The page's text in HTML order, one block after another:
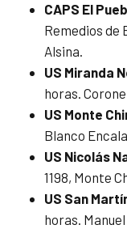
CAPS El
Remedios de
Alsina.
US Miranda
horas.
US Monte
Blanco
US Nicolás
1198, Monte
US San
horas.